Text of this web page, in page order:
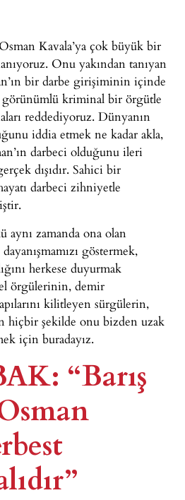
Kavala’ya çok büyük bir
Onu yakından tanıyan
bir darbe girişiminin içinde
görünümlü kriminal bir örgütle
reddediyoruz. Dünyanın
iddia etmek ne kadar akla,
darbeci olduğunu ileri
dışıdır. Sahici bir
darbeci zihniyetle
aynı zamanda ona olan
göstermek,
herkese duyurmak
örgülerinin, demir
kilitleyen sürgülerin,
hiçbir şekilde onu bizden uzak
için buradayız.
“Barış